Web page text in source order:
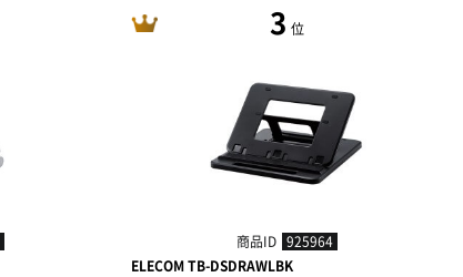
3 位
商品ID 925964
ELECOM TB-DSDRAWLBK